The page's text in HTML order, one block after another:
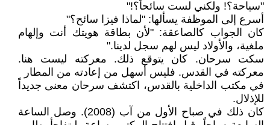
"سياحة؟! ولكني لست سائحاً؟!"
أسرع إلى الموظفة يسألها: "لماذا فيزا سائح؟"
كان الجواب كالصاعقة: "لأن بطاقة هويتك أنت وإلهام
ملغية، والأولاد ليس لهم سجل لدينا."
سكت سرحان. كان يتوقع ذلك. معركته ليست هنا.
معركته في القدس. فليس أسهل من إعادته من المطار
في مكتب الداخلية بالقدس، اكتشف سرحان معنى جديداً
للإذلال.
كان ذلك في صباح الأول من آب (2008). وصل الساعة